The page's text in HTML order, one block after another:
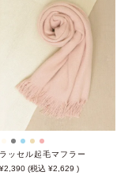
ラッセル起毛マフラー
2,390
2,629